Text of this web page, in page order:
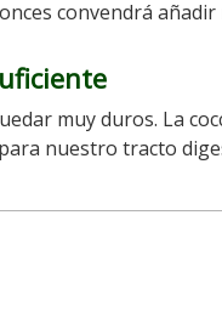
convendrá añadir
muy duros. La
nuestro tracto